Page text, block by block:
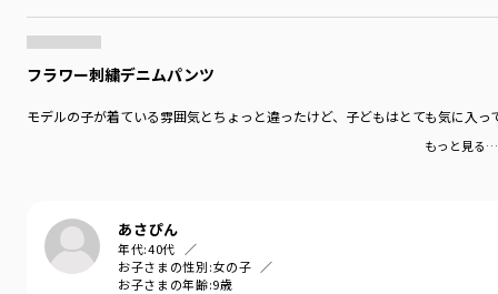
フラワー刺繍デニムパンツ
モデルの子が着ている雰囲気とちょっと違ったけど、子どもはとても気に入
もっと見る…
あさぴん
年代:40代
お子さまの性別:女の子
お子さまの年齢:9歳